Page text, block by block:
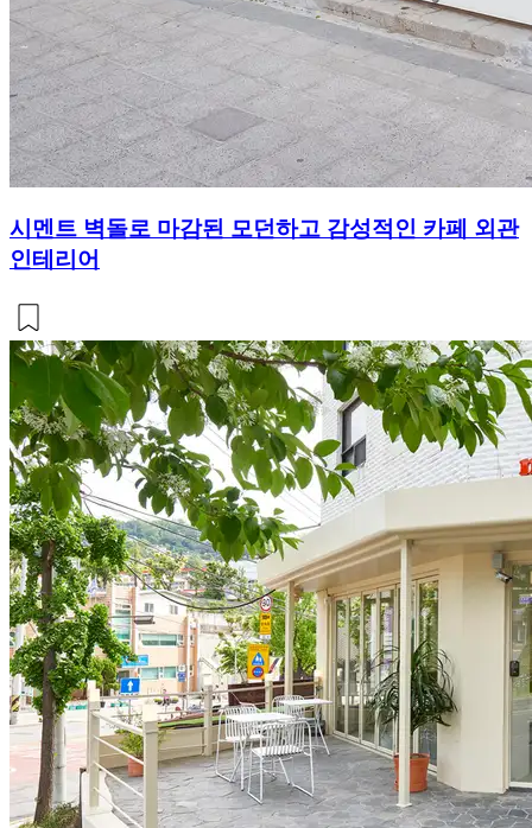
시멘트 벽돌로 마감된 모던하고 감성적인 카페 외관
인테리어